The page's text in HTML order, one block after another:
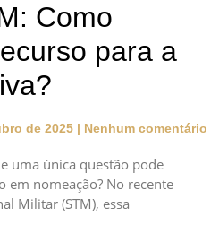
Como
para a
de 2025 Nenhum comentário
uma única questão pode
nomeação? No recente
Militar (STM), essa